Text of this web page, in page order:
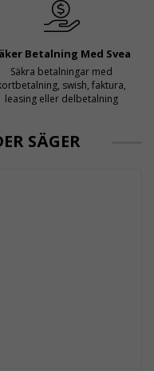
Betalning Med Svea
Säkra betalningar med
swish, faktura,
leasing eller delbetalning
SÄGER